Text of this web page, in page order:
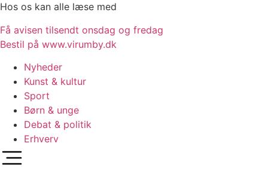
Hos os kan alle læse med
Få avisen tilsendt onsdag og fredag
Bestil på www.virumby.dk
Nyheder
Kunst & kultur
Sport
Børn & unge
Debat & politik
Erhverv